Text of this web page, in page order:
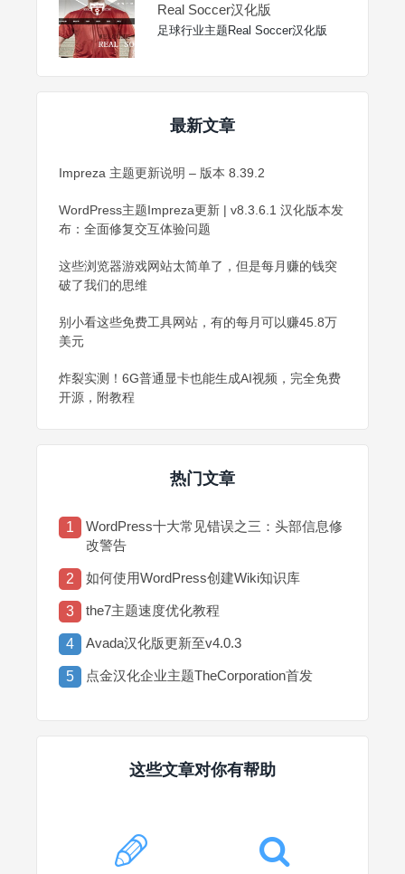
Real Soccer汉化版
足球行业主题Real Soccer汉化版
最新文章
Impreza 主题更新说明 – 版本 8.39.2
WordPress主题Impreza更新 | v8.3.6.1 汉化版本发
布：全面修复交互体验问题
这些浏览器游戏网站太简单了，但是每月赚的钱突
破了我们的思维
别小看这些免费工具网站，有的每月可以赚45.8万
美元
炸裂实测！6G普通显卡也能生成AI视频，完全免费
开源，附教程
热门文章
1
WordPress十大常见错误之三：头部信息修
改警告
2 如何使用WordPress创建Wiki知识库
3 the7主题速度优化教程
4 Avada汉化版更新至v4.0.3
5 点金汉化企业主题TheCorporation首发
这些文章对你有帮助